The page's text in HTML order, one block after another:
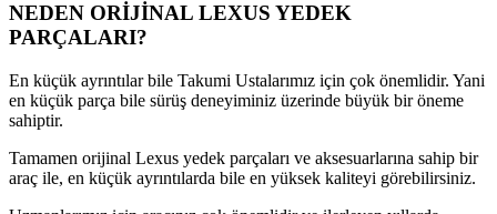
NEDEN ORİJİNAL LEXUS YEDEK
PARÇALARI?
En küçük ayrıntılar bile Takumi Ustalarımız için çok önemlidir. Yani
en küçük parça bile sürüş deneyiminiz üzerinde büyük bir öneme
sahiptir.
Tamamen orijinal Lexus yedek parçaları ve aksesuarlarına sahip bir
araç ile, en küçük ayrıntılarda bile en yüksek kaliteyi görebilirsiniz.